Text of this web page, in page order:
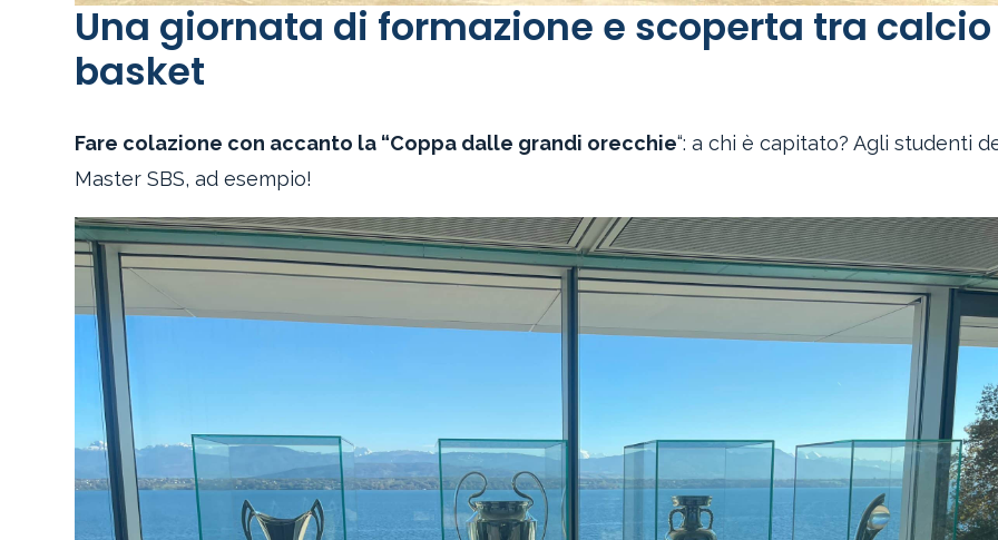
Una giornata di formazione e scoperta tra
basket
Fare colazione con accanto la “Coppa dalle grandi orecchie“: a chi è capitato? Agli studenti
Master SBS, ad esempio!